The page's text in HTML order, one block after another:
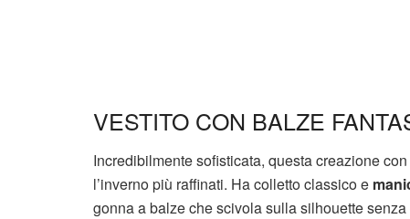
VESTITO CON BALZE
Incredibilmente sofisticata, questa creazione
l’inverno più raffinati. Ha colletto classico e
gonna a balze che scivola sulla silhouette